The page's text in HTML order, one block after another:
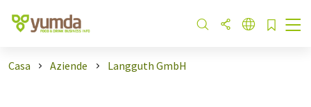
Casa Aziende Langguth GmbH